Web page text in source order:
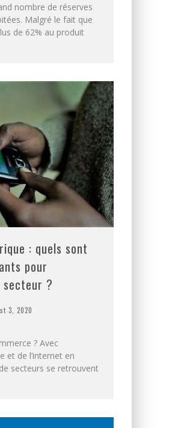
nombre de réserves
Malgré le fait que
de 62% au produit
: quels sont
pour
secteur ?
3, 2020
? Avec
et de l’internet en
secteurs se retrouvent